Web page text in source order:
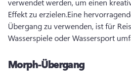
verwendet werden, um einen
Effekt zu erzielen.Eine
Übergang zu verwenden, ist für
Wasserspiele oder Wassersport
Morph-Übergang